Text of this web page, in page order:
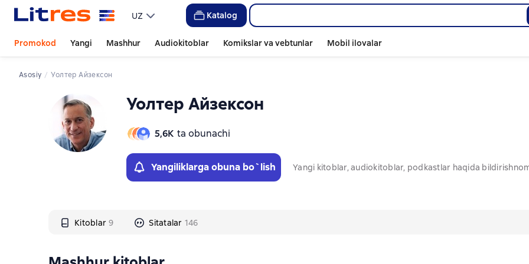
UZ Katalog
Promokod Yangi Mashhur Audiokitoblar Komikslar va vebtunlar Mobil ilovalar
Asosiy Уолтер Айзексон
Уолтер Айзексон
5,6К ta obunachi
Yangiliklarga obuna bo`lish Yangi kitoblar, audiokitoblar, podkastlar haqida
Kitoblar 9 Sitatalar 146
Слайдер с книгами
Слайдер с книгами